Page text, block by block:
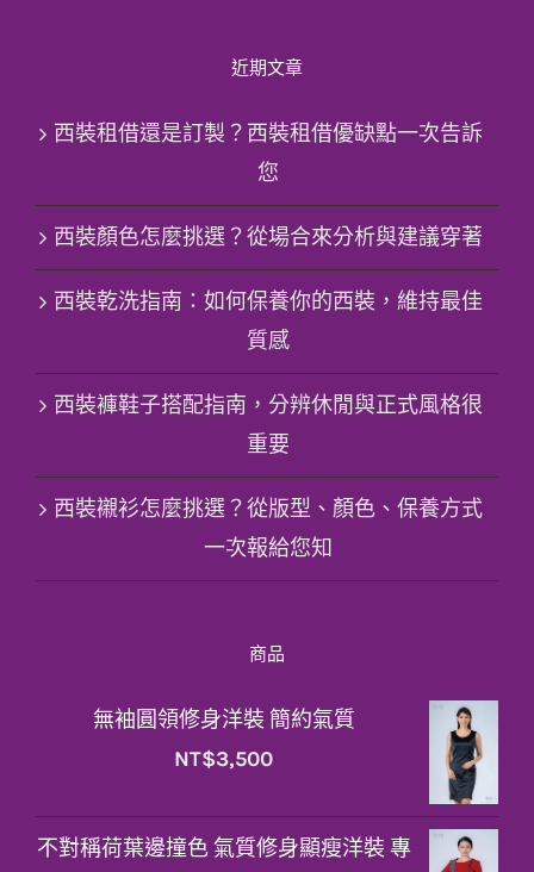
近期文章
西裝租借還是訂製？西裝租借優缺點一次告訴
您
西裝顏色怎麼挑選？從場合來分析與建議穿著
西裝乾洗指南：如何保養你的西裝，維持最佳
質感
西裝褲鞋子搭配指南，分辨休閒與正式風格很
重要
西裝襯衫怎麼挑選？從版型、顏色、保養方式
一次報給您知
商品
無袖圓領修身洋裝 簡約氣質
NT$3,500
不對稱荷葉邊撞色 氣質修身顯瘦洋裝 專